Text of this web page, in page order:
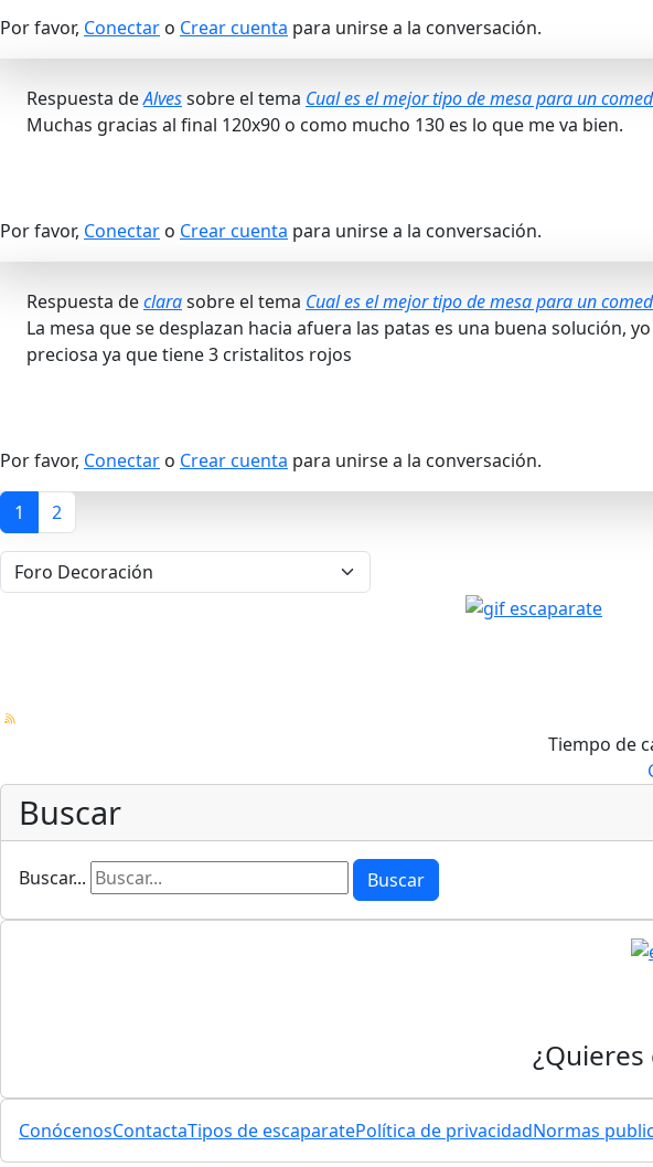
Por favor, Conectaro Crear cuenta para unirse a la conversación.
Respuesta deAlvessobre el tema Cual es el mejor tipo de mesa para un
Muchas gracias al final 120x90 o como mucho 130 es lo que me va bien.
Por favor, Conectaro Crear cuenta para unirse a la conversación.
Respuesta declarasobre el tema Cual es el mejor tipo de mesa para un
La mesa que se desplazan hacia afuera las patas es una buena solución,
preciosa ya que tiene 3 cristalitos rojos
Por favor, Conectar o Crear cuenta para unirse a la conversación.
1 2
Tiempo de
Buscar
Buscar... Buscar
ConócenosContactaTipos de escaparatePolítica de privacidadNormas